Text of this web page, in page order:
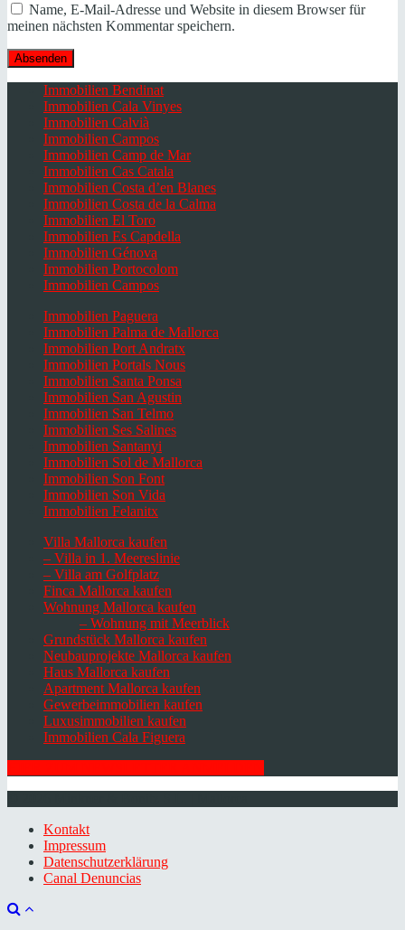
Name, E-Mail-Adresse und Website in diesem Browser für
meinen nächsten Kommentar speichern.
Immobilien Bendinat
Immobilien Cala Vinyes
Immobilien Calvià
Immobilien Campos
Immobilien Camp de Mar
Immobilien Cas Catala
Immobilien Costa d’en Blanes
Immobilien Costa de la Calma
Immobilien El Toro
Immobilien Es Capdella
Immobilien Génova
Immobilien Portocolom
Immobilien Campos
Immobilien Paguera
Immobilien Palma de Mallorca
Immobilien Port Andratx
Immobilien Portals Nous
Immobilien Santa Ponsa
Immobilien San Agustin
Immobilien San Telmo
Immobilien Ses Salines
Immobilien Santanyi
Immobilien Sol de Mallorca
Immobilien Son Font
Immobilien Son Vida
Immobilien Felanitx
Villa Mallorca kaufen
– Villa in 1. Meereslinie
– Villa am Golfplatz
Finca Mallorca kaufen
Wohnung Mallorca kaufen
– Wohnung mit Meerblick
Grundstück Mallorca kaufen
Neubauprojekte Mallorca kaufen
Haus Mallorca kaufen
Apartment Mallorca kaufen
Gewerbeimmobilien kaufen
Luxusimmobilien kaufen
Immobilien Cala Figuera
Kontakt
Impressum
Datenschutzerklärung
Canal Denuncias